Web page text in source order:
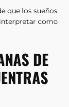
que los sueños
como
DE